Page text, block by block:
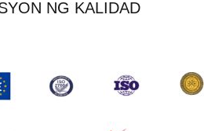
NG KALIDAD